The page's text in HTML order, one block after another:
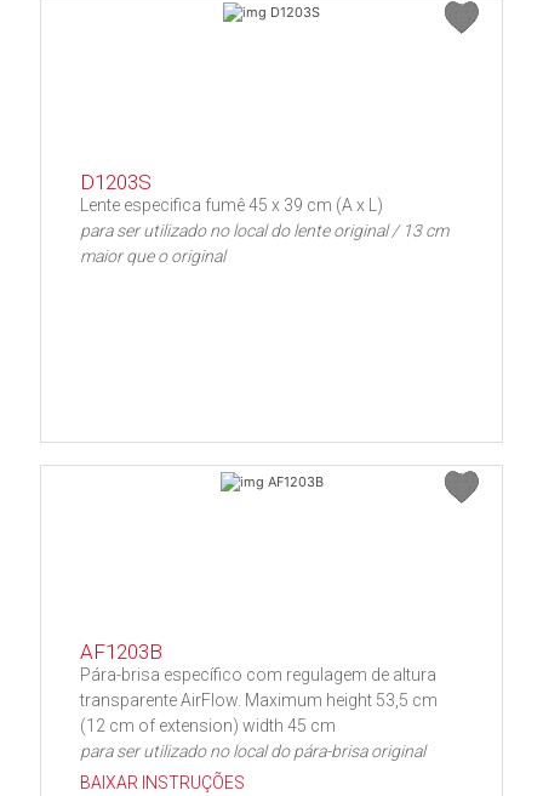
D1203S
Lente especifica fumê 45 x 39 cm (A x L)
para ser utilizado no local do lente original / 13 cm
maior que o original
AF1203B
Pára-brisa específico com regulagem de altura
transparente AirFlow. Maximum height 53,5 cm
(12 cm of extension) width 45 cm
para ser utilizado no local do pára-brisa original
BAIXAR INSTRUÇÕES